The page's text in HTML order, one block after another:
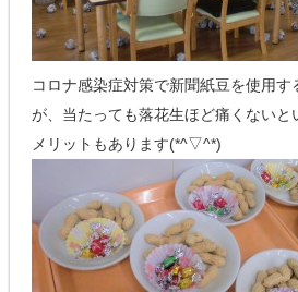
コロナ感染症対策で新聞紙豆を使用す
が、当たっても落花生ほど痛くないと
メリットもあります(*^▽^*)